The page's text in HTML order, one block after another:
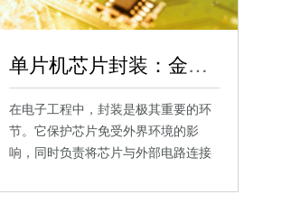
单片机芯片封装：金属、陶瓷与玻璃封装的特色与应用，单片机芯片类型全解析
在电子工程中，封装是极其重要的环
节。它保护芯片免受外界环境的影
响，同时负责将芯片与外部电路连接